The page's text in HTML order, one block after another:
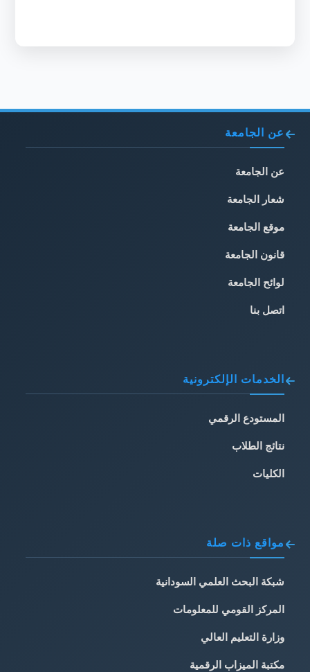
عن الجامعة
عن الجامعة
شعار الجامعة
موقع الجامعة
قانون الجامعة
لوائح الجامعة
اتصل بنا
الخدمات الإلكترونية
المستودع الرقمي
نتائج الطلاب
الكليات
مواقع ذات صلة
شبكة البحث العلمي السودانية
المركز القومي للمعلومات
وزارة التعليم العالي
مكتبة الميزاب الرقمية